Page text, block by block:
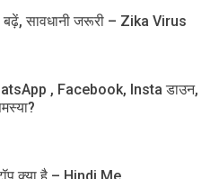
सावधानी जरूरी – Zika Virus
, Facebook, Insta डाउन,